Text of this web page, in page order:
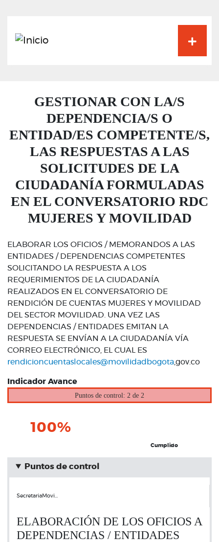
GESTIONAR CON LA/S
DEPENDENCIA/S O
ENTIDAD/ES COMPETENTE/S,
LAS RESPUESTAS A LAS
SOLICITUDES DE LA
CIUDADANÍA FORMULADAS
EN EL CONVERSATORIO RDC
MUJERES Y MOVILIDAD
ELABORAR LOS OFICIOS / MEMORANDOS A LAS
ENTIDADES / DEPENDENCIAS COMPETENTES
SOLICITANDO LA RESPUESTA A LOS
REQUERIMIENTOS DE LA CIUDADANÍA
REALIZADOS EN EL CONVERSATORIO DE
RENDICIÓN DE CUENTAS MUJERES Y MOVILIDAD
DEL SECTOR MOVILIDAD. UNA VEZ LAS
DEPENDENCIAS / ENTIDADES EMITAN LA
RESPUESTA SE ENVÍAN A LA CIUDADANÍA VÍA
CORREO ELECTRÓNICO, EL CUAL ES
rendicioncuentaslocales@movilidadbogota ,gov.co
Indicador Avance
Puntos de control: 2 de 2
100%
Cumplido
Puntos de control
SecretariaMovi…
ELABORACIÓN DE LOS OFICIOS A
DEPENDENCIAS / ENTIDADES